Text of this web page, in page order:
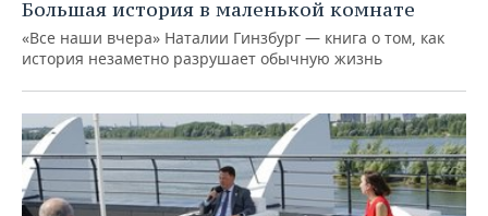
Большая история в маленькой комнате
«Все наши вчера» Наталии Гинзбург — книга о том, как
история незаметно разрушает обычную жизнь